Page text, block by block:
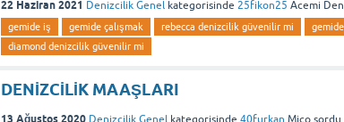
22 Haziran 2021 Denizcilik Genel kategorisinde 25fikon25 Acemi
gemide iş gemide çalışmak rebecca denizcilik güvenilir mi
diamond denizcilik güvenilir mi
DENİZCİLİK MAAŞLARI
13 Ağustos 2020 Denizcilik Genel kategorisinde 40furkan Miço sordu